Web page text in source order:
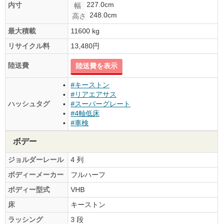
内寸
幅
227.0cm
高さ
248.0cm
最大積載
11600 kg
リサイクル料
13,480円
陸送費 陸送費を表示
ハッシュタグ
#キーストン
#リアエアサス
#スーパーグレート
#4軸低床
#車検
ボデー
ジョルダーレール
4 列
ボディーメーカー
フルハーフ
ボディー型式
VHB
床
キーストン
ラッシング
3 段